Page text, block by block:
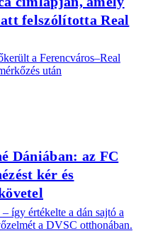
felszólította Real
a Ferencváros–Real
után
Dániában: az FC
kér és
– így értékelte a dán sajtó a
a DVSC otthonában.